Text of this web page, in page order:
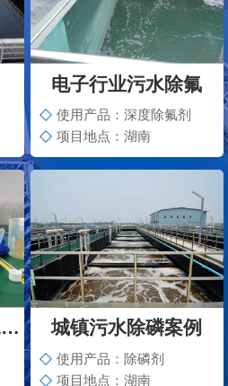
电子行业污水除氟
使用产品：深度除氟剂
项目地点：湖南
铝合金阳极氧化废水脱色案例 城镇污水除磷案例
使用产品：除磷剂
项目地点：湖南